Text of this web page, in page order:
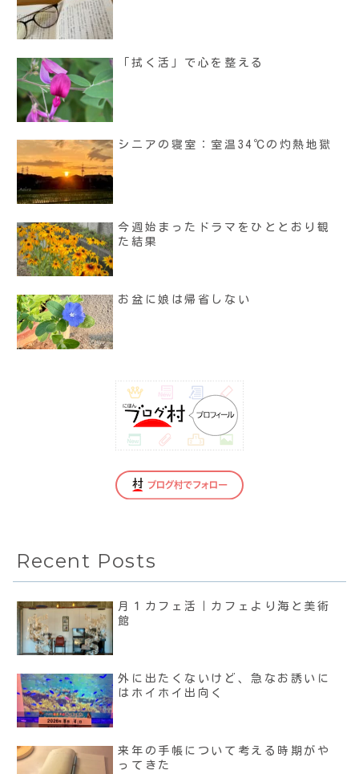
「拭く活」で心を整える
シニアの寝室：室温34℃の灼熱地獄
今週始まったドラマをひととおり観
た結果
お盆に娘は帰省しない
Recent Posts
月１カフェ活｜カフェより海と美術
館
外に出たくないけど、急なお誘いに
はホイホイ出向く
来年の手帳について考える時期がや
ってきた